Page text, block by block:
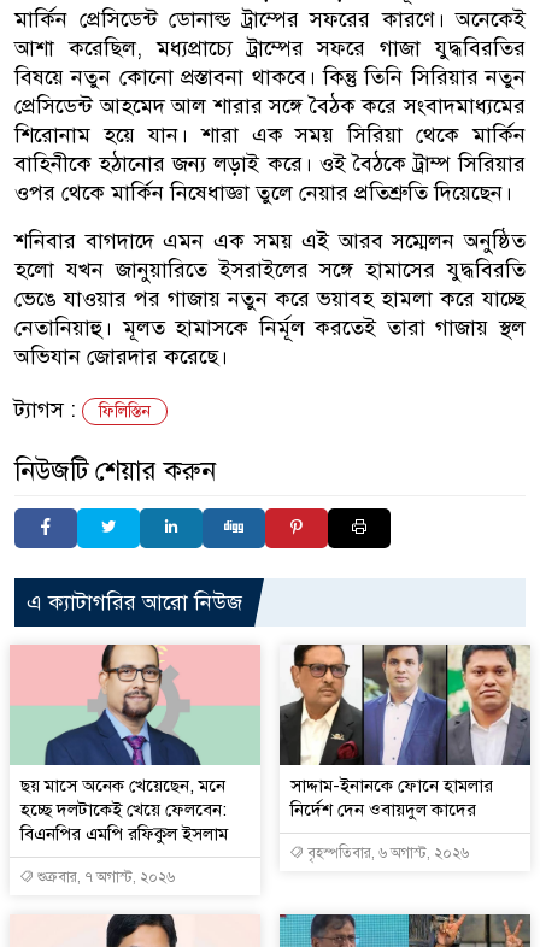
মার্কিন প্রেসিডেন্ট ডোনাল্ড ট্রাম্পের সফরের কারণে। অনেকেই
আশা করেছিল, মধ্যপ্রাচ্যে ট্রাম্পের সফরে গাজা যুদ্ধবিরতির
বিষয়ে নতুন কোনো প্রস্তাবনা থাকবে। কিন্তু তিনি সিরিয়ার নতুন
প্রেসিডেন্ট আহমেদ আল শারার সঙ্গে বৈঠক করে সংবাদমাধ্যমের
শিরোনাম হয়ে যান। শারা এক সময় সিরিয়া থেকে মার্কিন
বাহিনীকে হঠানোর জন্য লড়াই করে। ওই বৈঠকে ট্রাম্প সিরিয়ার
ওপর থেকে মার্কিন নিষেধাজ্ঞা তুলে নেয়ার প্রতিশ্রুতি দিয়েছেন।
শনিবার বাগদাদে এমন এক সময় এই আরব সম্মেলন অনুষ্ঠিত
হলো যখন জানুয়ারিতে ইসরাইলের সঙ্গে হামাসের যুদ্ধবিরতি
ভেঙে যাওয়ার পর গাজায় নতুন করে ভয়াবহ হামলা করে যাচ্ছে
নেতানিয়াহু। মূলত হামাসকে নির্মূল করতেই তারা গাজায় স্থল
অভিযান জোরদার করেছে।
ট্যাগস :
ফিলিস্তিন
নিউজটি শেয়ার করুন
এ ক্যাটাগরির আরো নিউজ
ছয় মাসে অনেক খেয়েছেন, মনে
হচ্ছে দলটাকেই খেয়ে ফেলবেন:
বিএনপির এমপি রফিকুল ইসলাম
শুক্রবার, ৭ অগাস্ট, ২০২৬
সাদ্দাম-ইনানকে ফোনে হামলার
নির্দেশ দেন ওবায়দুল কাদের
বৃহস্পতিবার, ৬ অগাস্ট, ২০২৬